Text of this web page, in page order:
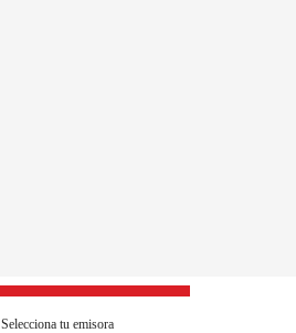
Selecciona tu emisora